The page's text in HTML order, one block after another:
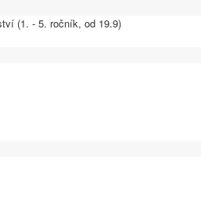
(1. - 5. ročník, od 19.9)